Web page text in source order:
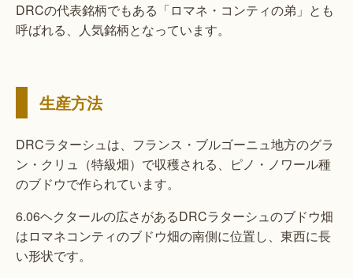
DRCの代表銘柄でもある「ロマネ・コンティの弟」とも
呼ばれる、人気銘柄となっています。
生産方法
DRCラターシュは、フランス・ブルゴーニュ地方のグラ
ン・クリュ（特級畑）で収穫される、ピノ・ノワール種
のブドウで作られています。
6.06ヘクタールの広さがあるDRCラターシュのブドウ畑
はロマネコンティのブドウ畑の南側に位置し、東西に長
い形状です。